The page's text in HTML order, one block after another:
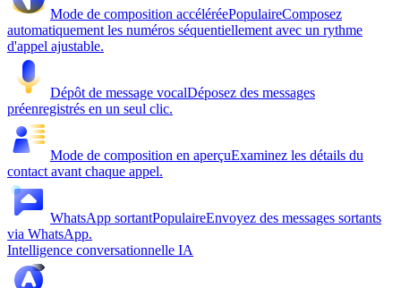
Mode de composition accéléréePopulaireComposez
automatiquement les numéros séquentiellement avec un rythme
d'appel ajustable.
Dépôt de message vocalDéposez des messages
préenregistrés en un seul clic.
Mode de composition en aperçuExaminez les détails du
contact avant chaque appel.
WhatsApp sortantPopulaireEnvoyez des messages sortants
via WhatsApp.
Intelligence conversationnelle IA